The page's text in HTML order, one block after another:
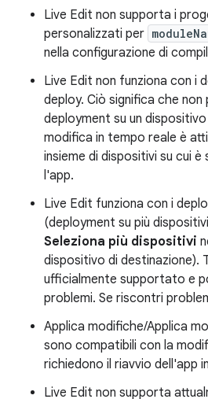
Live Edit non supporta i
personalizzati per
nella configurazione di
Live Edit non funziona con i
deploy. Ciò significa che non
deployment su un
modifica in tempo reale è
insieme di dispositivi su cui
l'app.
Live Edit funziona con i
(deployment su più
Seleziona più dispositivi
dispositivo di destinazione).
ufficialmente supportato e
problemi. Se riscontri
Applica modifiche/Applica
sono compatibili con la
richiedono il riavvio dell'app
Live Edit non supporta